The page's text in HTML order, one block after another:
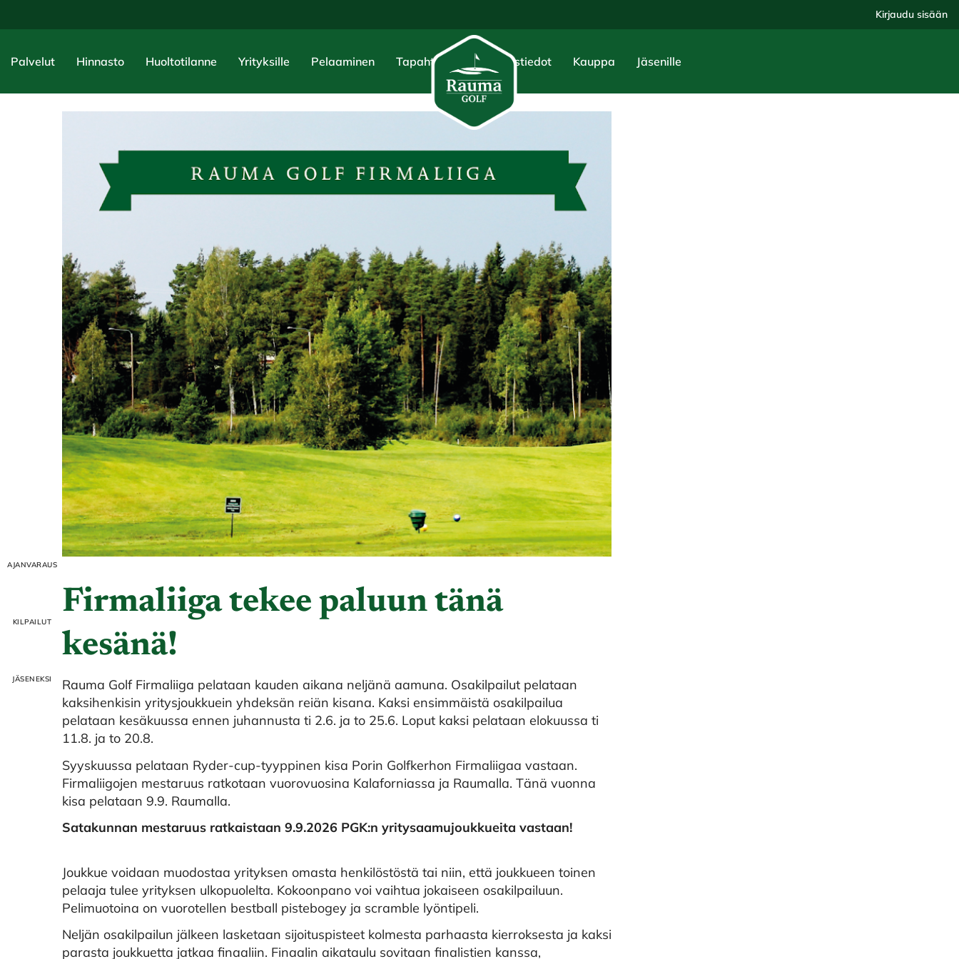
Kirjaudu sisään
Palvelut Hinnasto Huoltotilanne Yrityksille Pelaaminen Tapahtumat Yhteystiedot Kauppa Jäsenille
Firmaliiga tekee paluun tänä
kesänä!
Rauma Golf Firmaliiga pelataan kauden aikana neljänä aamuna. Osakilpailut pelataan
kaksihenkisin yritysjoukkuein yhdeksän reiän kisana. Kaksi ensimmäistä osakilpailua
pelataan kesäkuussa ennen juhannusta ti 2.6. ja to 25.6. Loput kaksi pelataan elokuussa ti
11.8. ja to 20.8.
Syyskuussa pelataan Ryder-cup-tyyppinen kisa Porin Golfkerhon Firmaliigaa vastaan.
Firmaliigojen mestaruus ratkotaan vuorovuosina Kalaforniassa ja Raumalla. Tänä vuonna
kisa pelataan 9.9. Raumalla.
Satakunnan mestaruus ratkaistaan 9.9.2026 PGK:n yritysaamujoukkueita vastaan!
Joukkue voidaan muodostaa yrityksen omasta henkilöstöstä tai niin, että joukkueen toinen
pelaaja tulee yrityksen ulkopuolelta. Kokoonpano voi vaihtua jokaiseen osakilpailuun.
Pelimuotoina on vuorotellen bestball pistebogey ja scramble lyöntipeli.
Neljän osakilpailun jälkeen lasketaan sijoituspisteet kolmesta parhaasta kierroksesta ja kaksi
parasta joukkuetta jatkaa finaaliin. Finaalin aikataulu sovitaan finalistien kanssa,